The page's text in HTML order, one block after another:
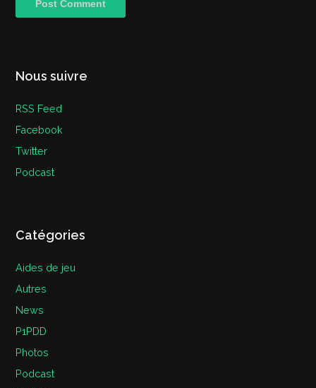
Nous suivre
RSS Feed
Facebook
Twitter
Podcast
Catégories
Aides de jeu
Autres
News
P1PDD
Photos
Podcast